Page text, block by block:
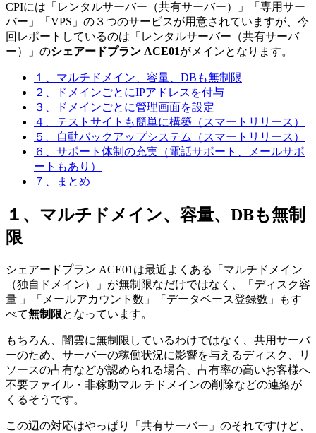
CPIには「レンタルサーバー（共有サーバー）」「専用サー
バー」「VPS」の３つのサービスが用意されていますが、今
回レポートしているのは「レンタルサーバー（共有サーバ
ー）」のシェアードプラン ACE01がメインとなります。
１、マルチドメイン、容量、DBも無制限
２、ドメインごとにIPアドレスを付与
３、ドメインごとに管理画面を設定
４、テストサイトも簡単に構築（スマートリリース）
５、自動バックアップシステム（スマートリリース）
６、サポート体制の充実（電話サポート、メールサポ
ートもあり）
７、まとめ
１、マルチドメイン、容量、DBも無制
限
シェアードプラン ACE01は最近よくある「マルチドメイン
（独自ドメイン）」が無制限なだけではなく、「ディスク容
量 」「メールアカウント数」「データベース登録数」もす
べて無制限となっています。
もちろん、闇雲に無制限しているわけではなく、共用サーバ
ーのため、サーバーの稼働状況に影響を与えるディスク、リ
ソースの占有などが認められる場合、占有率の高いお客様へ
不要ファイル・非稼動マル チドメインの削除などの連絡が
くるそうです。
この辺の対応はやっぱり「共有サーバー」のそれですけど、